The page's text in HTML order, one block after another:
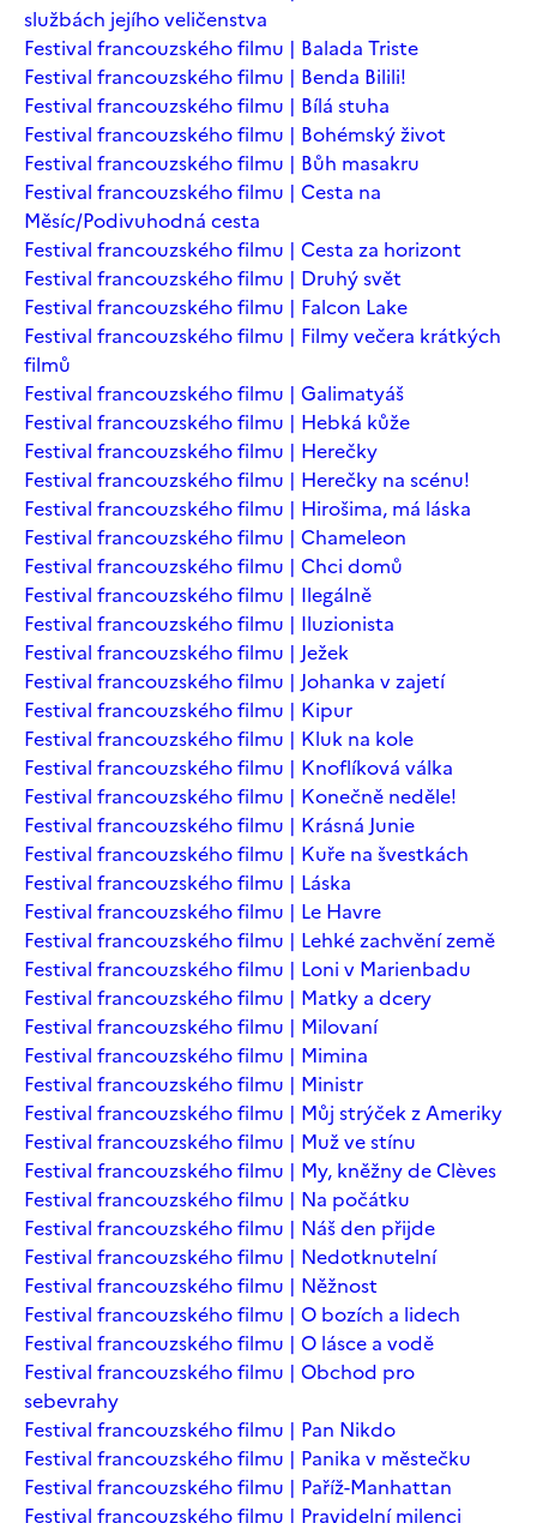
službách jejího veličenstva
Festival francouzského filmu | Balada Triste
Festival francouzského filmu | Benda Bilili!
Festival francouzského filmu | Bílá stuha
Festival francouzského filmu | Bohémský život
Festival francouzského filmu | Bůh masakru
Festival francouzského filmu | Cesta na
Měsíc/Podivuhodná cesta
Festival francouzského filmu | Cesta za horizont
Festival francouzského filmu | Druhý svět
Festival francouzského filmu | Falcon Lake
Festival francouzského filmu | Filmy večera krátkých
filmů
Festival francouzského filmu | Galimatyáš
Festival francouzského filmu | Hebká kůže
Festival francouzského filmu | Herečky
Festival francouzského filmu | Herečky na scénu!
Festival francouzského filmu | Hirošima, má láska
Festival francouzského filmu | Chameleon
Festival francouzského filmu | Chci domů
Festival francouzského filmu | Ilegálně
Festival francouzského filmu | Iluzionista
Festival francouzského filmu | Ježek
Festival francouzského filmu | Johanka v zajetí
Festival francouzského filmu | Kipur
Festival francouzského filmu | Kluk na kole
Festival francouzského filmu | Knoflíková válka
Festival francouzského filmu | Konečně neděle!
Festival francouzského filmu | Krásná Junie
Festival francouzského filmu | Kuře na švestkách
Festival francouzského filmu | Láska
Festival francouzského filmu | Le Havre
Festival francouzského filmu | Lehké zachvění země
Festival francouzského filmu | Loni v Marienbadu
Festival francouzského filmu | Matky a dcery
Festival francouzského filmu | Milovaní
Festival francouzského filmu | Mimina
Festival francouzského filmu | Ministr
Festival francouzského filmu | Můj strýček z Ameriky
Festival francouzského filmu | Muž ve stínu
Festival francouzského filmu | My, kněžny de Clèves
Festival francouzského filmu | Na počátku
Festival francouzského filmu | Náš den přijde
Festival francouzského filmu | Nedotknutelní
Festival francouzského filmu | Něžnost
Festival francouzského filmu | O bozích a lidech
Festival francouzského filmu | O lásce a vodě
Festival francouzského filmu | Obchod pro
sebevrahy
Festival francouzského filmu | Pan Nikdo
Festival francouzského filmu | Panika v městečku
Festival francouzského filmu | Paříž-Manhattan
Festival francouzského filmu | Pravidelní milenci